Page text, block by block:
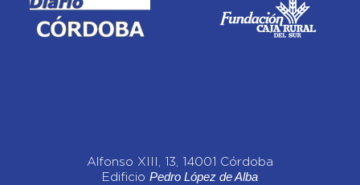
Alfonso XIII, 13, 14001 Córdoba
Edificio Pedro López de Alba